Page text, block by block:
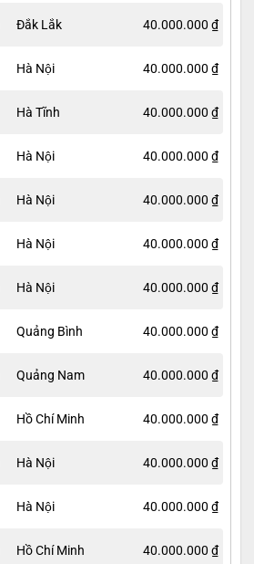
Đắk Lắk 40.000.000 ₫
Hà Nội 40.000.000 ₫
Hà Tĩnh 40.000.000 ₫
Hà Nội 40.000.000 ₫
Hà Nội 40.000.000 ₫
Hà Nội 40.000.000 ₫
Hà Nội 40.000.000 ₫
Quảng Bình 40.000.000 ₫
Quảng Nam 40.000.000 ₫
Hồ Chí Minh 40.000.000 ₫
Hà Nội 40.000.000 ₫
Hà Nội 40.000.000 ₫
Hồ Chí Minh 40.000.000 ₫